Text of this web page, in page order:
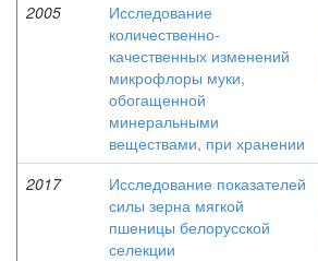
2005
Исследование
количественно-
качественных изменений
микрофлоры муки,
обогащенной
минеральными
веществами, при хранении
2017
Исследование показателей
силы зерна мягкой
пшеницы белорусской
селекции